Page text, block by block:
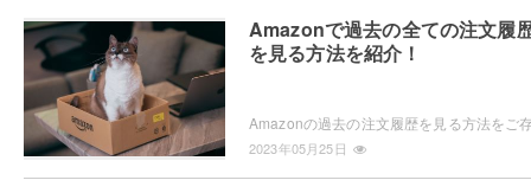
Amazonで過去の全ての注文履
を見る方法を紹介！
2023年05月25日